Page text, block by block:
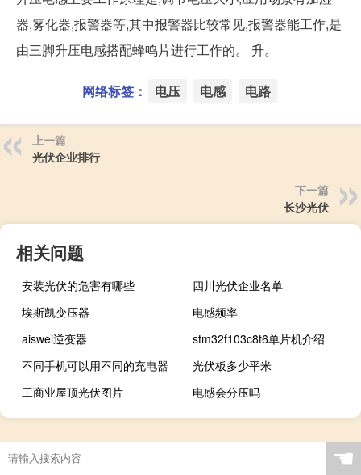
器,雾化器,报警器等,其中报警器比较常见,报警器能工作,是
由三脚升压电感搭配蜂鸣片进行工作的。 升。
网络标签： 电压 电感 电路
上一篇
光伏企业排行
下一篇
长沙光伏
相关问题
安装光伏的危害有哪些
四川光伏企业名单
埃斯凯变压器
电感频率
aiswei逆变器
stm32f103c8t6单片机介绍
不同手机可以用不同的充电器
光伏板多少平米
工商业屋顶光伏图片
电感会分压吗
☚